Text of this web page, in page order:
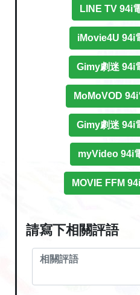
LINE TV 94i
iMovie4U 94i
Gimy劇迷 94i
MoMoVOD
Gimy劇迷 94i
myVideo 94i
MOVIE FFM
請寫下相關評語